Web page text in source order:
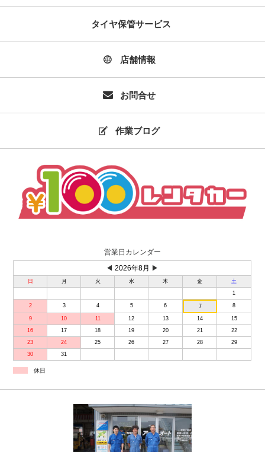
タイヤ保管サービス
店舗情報
お問合せ
作業ブログ
営業日カレンダー
◀ 2026年8月 ▶
日 月 火 水 木 金
土
1
2 3 4 5 6 7 8
9 10 11 12 13 14
15
16
17 18 19 20 21
22
23
24 25 26 27 28
29
30
31
休日